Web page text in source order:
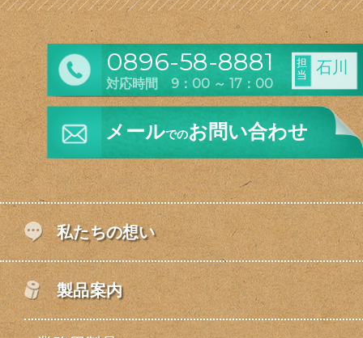
0896-58-8881
対応時間 9：00 ～ 17：00
担
当
石川
メールでのお問い合わせ
私たちの想い
製品案内